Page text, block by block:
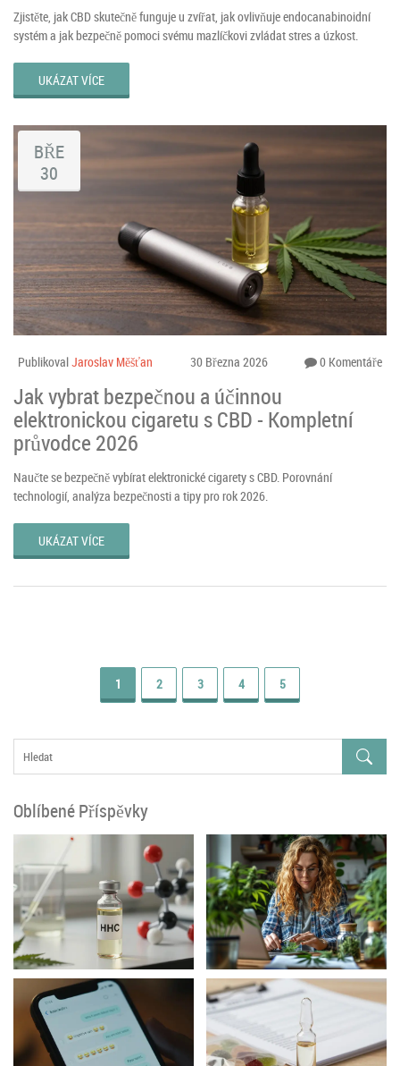
Zjistěte, jak CBD skutečně funguje u zvířat, jak ovlivňuje endocanabinoidní
systém a jak bezpečně pomoci svému mazlíčkovi zvládat stres a úzkost.
UKÁZAT VÍCE
BŘE
30
PublikovalJaroslav Měšťan 30 Března 2026 0 Komentáře
Jak vybrat bezpečnou a účinnou
elektronickou cigaretu s CBD - Kompletní
průvodce 2026
Naučte se bezpečně vybírat elektronické cigarety s CBD. Porovnání
technologií, analýza bezpečnosti a tipy pro rok 2026.
UKÁZAT VÍCE
1 2 3 4 5
Oblíbené Příspěvky